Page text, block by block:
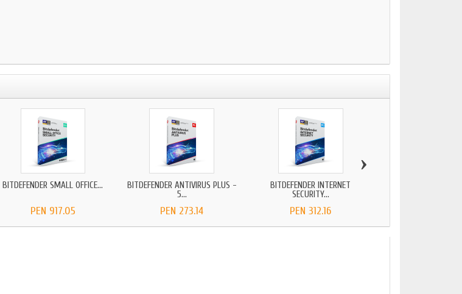
BITDEFENDER SMALL OFFICE...
PEN 917.05
BITDEFENDER ANTIVIRUS PLUS -
5...
PEN 273.14
BITDEFENDER INTERNET
SECURITY...
PEN 312.16
›